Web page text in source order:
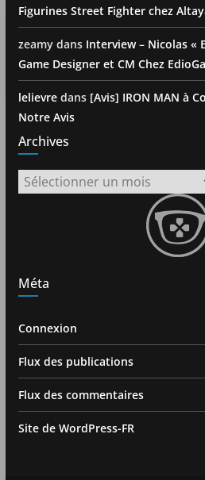
Figurines Street Fighter chez
zeamydans Interview – Nicolas «
Game Designer et CM Chez
lelievredans [Avis] IRON MAN à
Notre Avis
Archives
Archives
Méta
Connexion
Flux des publications
Flux des commentaires
Site de WordPress-FR